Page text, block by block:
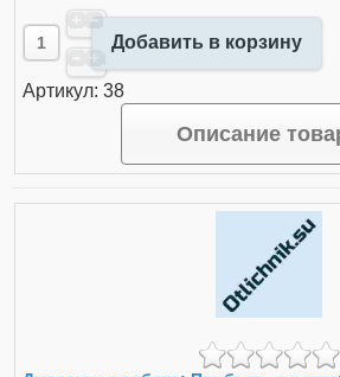
Добавить в корзину
Артикул: 38
Описание